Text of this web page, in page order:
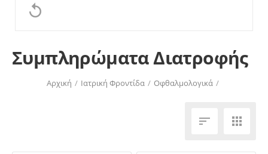

Συμπληρώματα Διατροφής
Αρχική / Ιατρική Φροντίδα / Οφθαλμολογικά /
 